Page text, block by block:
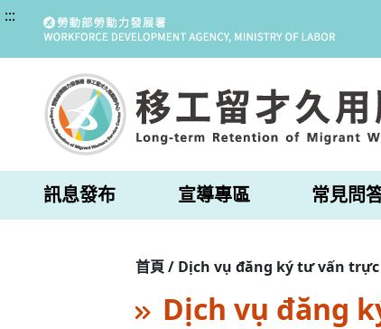
:::
訊息發布 宣導專區 常見問
首頁 / Dịch vụ đăng ký tư vấn
Dịch vụ đăng